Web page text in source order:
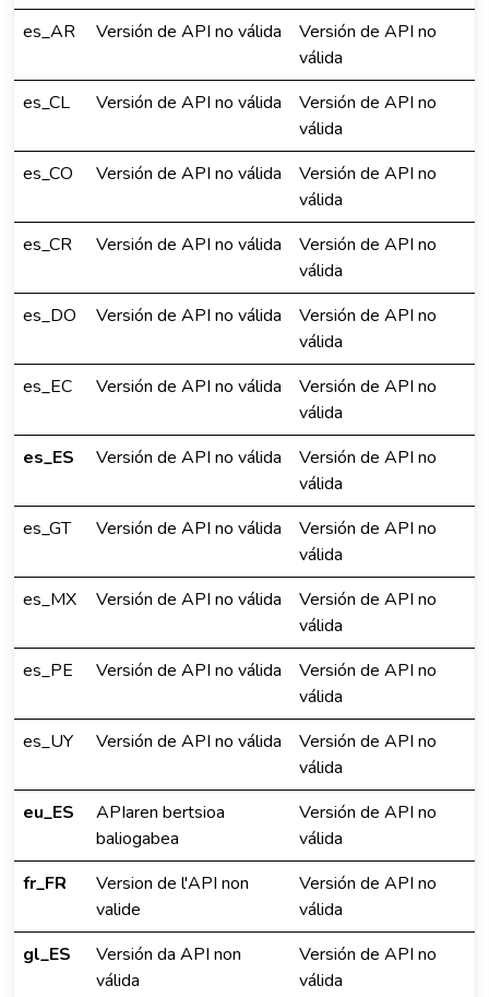
es_AR
Versión de API no válida
Versión de API no
válida
es_CL
Versión de API no válida
Versión de API no
válida
es_CO
Versión de API no válida
Versión de API no
válida
es_CR
Versión de API no válida
Versión de API no
válida
es_DO
Versión de API no válida
Versión de API no
válida
es_EC
Versión de API no válida
Versión de API no
válida
es_ES
Versión de API no válida
Versión de API no
válida
es_GT
Versión de API no válida
Versión de API no
válida
es_MX
Versión de API no válida
Versión de API no
válida
es_PE
Versión de API no válida
Versión de API no
válida
es_UY
Versión de API no válida
Versión de API no
válida
eu_ES
APIaren bertsioa
baliogabea
Versión de API no
válida
fr_FR
Version de l'API non
valide
Versión de API no
válida
gl_ES
Versión da API non
válida
Versión de API no
válida